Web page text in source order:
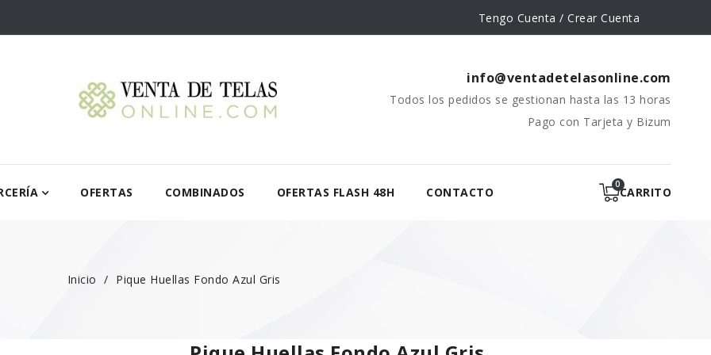
Tengo Cuenta / Crear Cuenta
info@ventadetelasonline.com
Todos los pedidos se gestionan hasta las 13 horas
Pago con Tarjeta y Bizum
OFERTAS COMBINADOS OFERTAS FLASH 48H CONTACTO CARRITO
Inicio Pique Huellas Fondo Azul Gris